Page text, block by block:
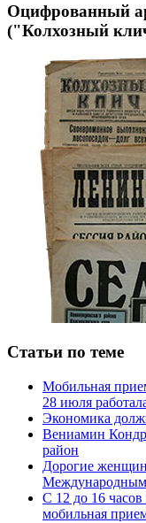
Оцифрованный
("Колхозный
Статьи по теме
Мобильная
28 июля
Экономика
Вениамин
район
Дорогие
С 12 до 16
мобильная